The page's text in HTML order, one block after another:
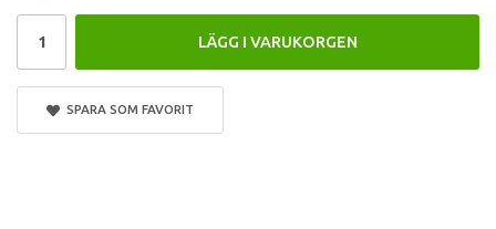
LÄGG I VARUKORGEN
SPARA SOM FAVORIT